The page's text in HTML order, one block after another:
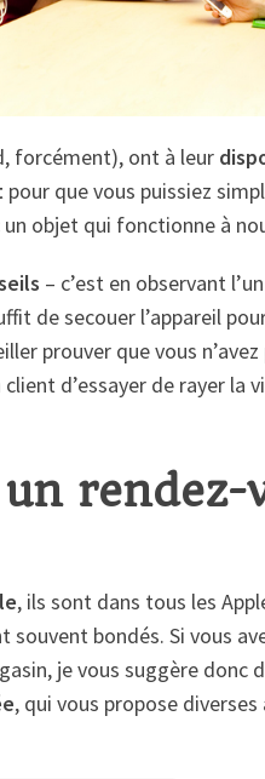
forcément), ont à leur
pour que vous puissiez
objet qui fonctionne à
– c’est en observant
de secouer l’appareil
prouver que vous n’avez
d’essayer de rayer la
rendez-
, ils sont dans tous les
bondés. Si vous
je vous suggère donc
, qui vous propose